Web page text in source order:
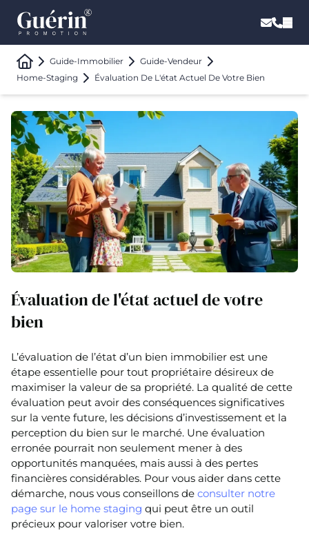
Guide-Immobilier
Guide-Vendeur
Home-Staging
Évaluation De L'état Actuel De Votre Bien
Évaluation de l'état actuel de votre
bien
L’évaluation de l’état d’un bien immobilier est une
étape essentielle pour tout propriétaire désireux de
maximiser la valeur de sa propriété. La qualité de cette
évaluation peut avoir des conséquences significatives
sur la vente future, les décisions d’investissement et la
perception du bien sur le marché. Une évaluation
erronée pourrait non seulement mener à des
opportunités manquées, mais aussi à des pertes
financières considérables. Pour vous aider dans cette
démarche, nous vous conseillons de consulter notre
page sur le home staging qui peut être un outil
précieux pour valoriser votre bien.